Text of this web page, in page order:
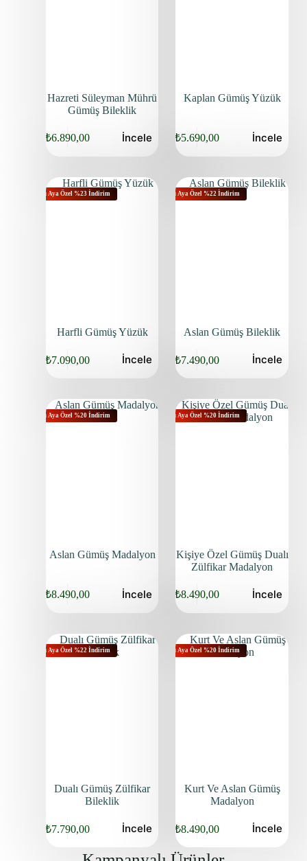
Hazreti Süleyman Mührü
Gümüş Bileklik
₺6.890,00 İncele
Kaplan Gümüş Yüzük
₺5.690,00 İncele
Bu Aya Özel %23 İndirim
Harfli Gümüş Yüzük
₺7.090,00 İncele
Bu Aya Özel %22 İndirim
Aslan Gümüş Bileklik
₺7.490,00 İncele
Bu Aya Özel %20 İndirim
Aslan Gümüş Madalyon
₺8.490,00 İncele
Bu Aya Özel %20 İndirim
Kişiye Özel Gümüş Dualı
Zülfikar Madalyon
₺8.490,00 İncele
Bu Aya Özel %22 İndirim
Dualı Gümüş Zülfikar
Bileklik
₺7.790,00 İncele
Bu Aya Özel %20 İndirim
Kurt Ve Aslan Gümüş
Madalyon
₺8.490,00 İncele